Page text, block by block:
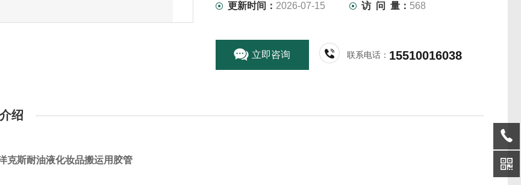
更新时间： 2026-07-15 访 问 量： 568
立即咨询 联系电话： 15510016038
绍
克斯耐油液化妆品搬运用胶管